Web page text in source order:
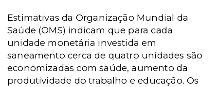
Estimativas da Organização Mundial da
Saúde (OMS) indicam que para cada
unidade monetária investida em
saneamento cerca de quatro unidades são
economizadas com saúde, aumento da
produtividade do trabalho e educação. Os